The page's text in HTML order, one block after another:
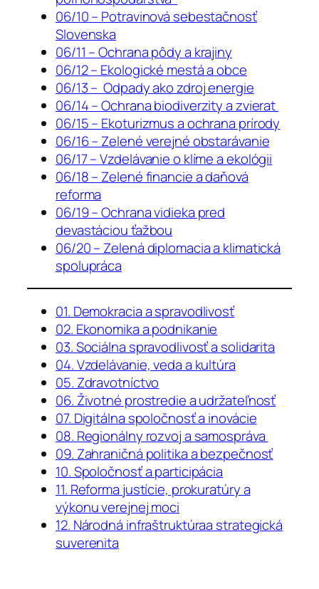
06/10 – Potravinová sebestačnosť
Slovenska
06/11 – Ochrana pôdy a krajiny
06/12 – Ekologické mestá a obce
06/13 – Odpady ako zdroj energie
06/14 – Ochrana biodiverzity a zvierat
06/15 – Ekoturizmus a ochrana prírody
06/16 – Zelené verejné obstarávanie
06/17 – Vzdelávanie o klíme a ekológii
06/18 – Zelené financie a daňová
reforma
06/19 – Ochrana vidieka pred
devastáciou ťažbou
06/20 – Zelená diplomacia a klimatická
spolupráca
01. Demokracia a spravodlivosť
02. Ekonomika a podnikanie
03. Sociálna spravodlivosť a solidarita
04. Vzdelávanie, veda a kultúra
05. Zdravotníctvo
06. Životné prostredie a udržateľnosť
07. Digitálna spoločnosť a inovácie
08. Regionálny rozvoj a samospráva
09. Zahraničná politika a bezpečnosť
10. Spoločnosť a participácia
11. Reforma justície, prokuratúry a
výkonu verejnej moci
12. Národná infraštruktúraa strategická
suverenita